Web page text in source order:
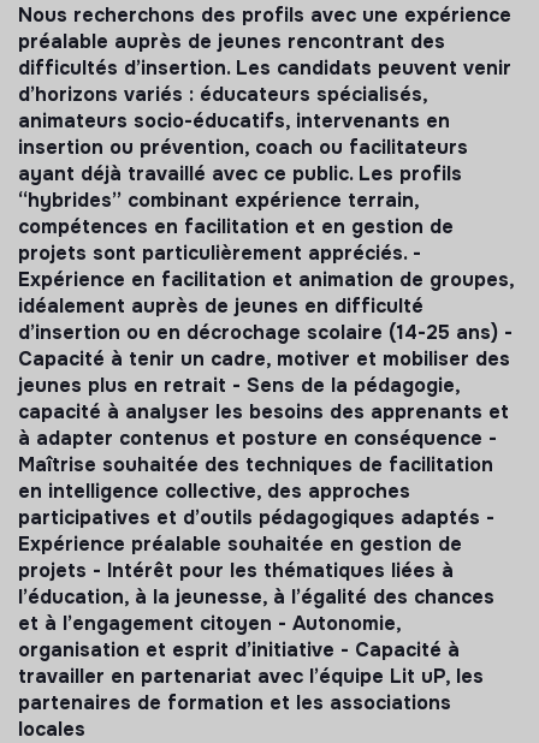
Nous recherchons des profils avec une expérience
préalable auprès de jeunes rencontrant des
difficultés d’insertion. Les candidats peuvent venir
d’horizons variés : éducateurs spécialisés,
animateurs socio-éducatifs, intervenants en
insertion ou prévention, coach ou facilitateurs
ayant déjà travaillé avec ce public. Les profils
“hybrides” combinant expérience terrain,
compétences en facilitation et en gestion de
projets sont particulièrement appréciés. -
Expérience en facilitation et animation de groupes,
idéalement auprès de jeunes en difficulté
d’insertion ou en décrochage scolaire (14-25 ans) -
Capacité à tenir un cadre, motiver et mobiliser des
jeunes plus en retrait - Sens de la pédagogie,
capacité à analyser les besoins des apprenants et
à adapter contenus et posture en conséquence -
Maîtrise souhaitée des techniques de facilitation
en intelligence collective, des approches
participatives et d’outils pédagogiques adaptés -
Expérience préalable souhaitée en gestion de
projets - Intérêt pour les thématiques liées à
l’éducation, à la jeunesse, à l’égalité des chances
et à l’engagement citoyen - Autonomie,
organisation et esprit d’initiative - Capacité à
travailler en partenariat avec l’équipe Lit uP, les
partenaires de formation et les associations
locales